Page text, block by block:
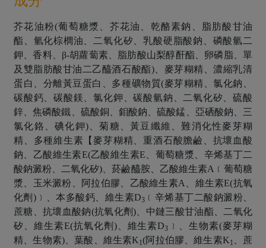
芥花油粉(葡萄糖漿、芥花油、乾酪素鈉、脂肪酸甘油
酯、氫化棕櫚油、二氧化矽、乳酸硬脂酸鈉、磷酸氫二
鉀、香料、β-胡蘿蔔素、脂肪酸山梨醇酐酯、卵磷脂、單
及雙脂肪酸甘油二乙醯酒石酸酯)、麥芽糊精、濃縮乳清
蛋白、分離黃豆蛋白、多種礦物質(麥芽糊精、氯化鈉、
碳酸鈣、碳酸鎂、氯化鉀、碳酸氫鈉、二氧化矽、硫酸
鋅、焦磷酸鐵、硫酸銅、鉬酸鈉、硫酸錳、亞硒酸鈉、三
氯化鉻、碘化鉀)、菊糖、黃豆纖維、難消化性麥芽糊
精、多種維生素【麥芽糊精、重酒石酸膽鹼、抗壞血酸
鈉、乙酸維生素E(乙酸維生素E、葡萄糖漿、辛烯基丁二
酸鈉澱粉、二氧化矽)、菸鹼醯胺、乙酸維生素A﹝葡萄糖
漿、玉米澱粉、阿拉伯膠、乙酸維生素A、維生素E(抗氧
化劑)﹞、本多酸鈣、維生素D3 ﹝辛烯基丁二酸鈉澱粉、
蔗糖、抗壞血酸鈉(抗氧化劑)、中鏈三酸甘油酯、二氧化
矽、維生素E(抗氧化劑)、維生素D3 ﹞、生物素(麥芽糊
精、生物素)、葉酸、維生素K1(阿拉伯膠、維生素K1
、蔗